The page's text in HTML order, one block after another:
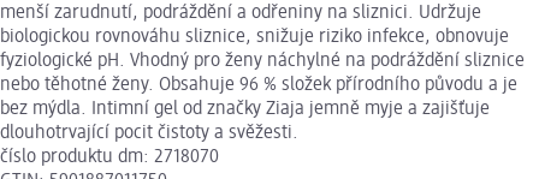
menší zarudnutí, podráždění a odřeniny na sliznici. Udržuje
biologickou rovnováhu sliznice, snižuje riziko infekce, obnovuje
fyziologické pH. Vhodný pro ženy náchylné na podráždění sliznice
nebo těhotné ženy. Obsahuje 96 % složek přírodního původu a je
bez mýdla. Intimní gel od značky Ziaja jemně myje a zajišťuje
dlouhotrvající pocit čistoty a svěžesti.
číslo produktu dm: 2718070